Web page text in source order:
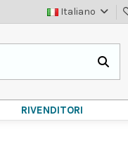
Italiano
RIVENDITORI